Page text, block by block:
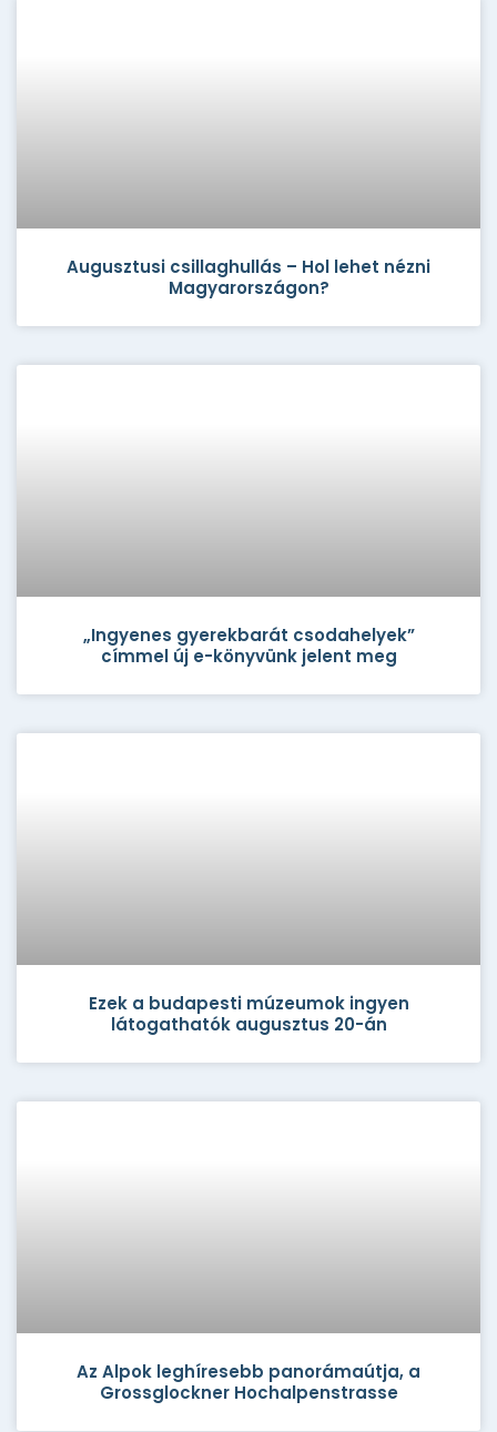
Augusztusi csillaghullás – Hol lehet nézni
Magyarországon?
„Ingyenes gyerekbarát csodahelyek”
címmel új e-könyvünk jelent meg
Ezek a budapesti múzeumok ingyen
látogathatók augusztus 20-án
Az Alpok leghíresebb panorámaútja, a
Grossglockner Hochalpenstrasse